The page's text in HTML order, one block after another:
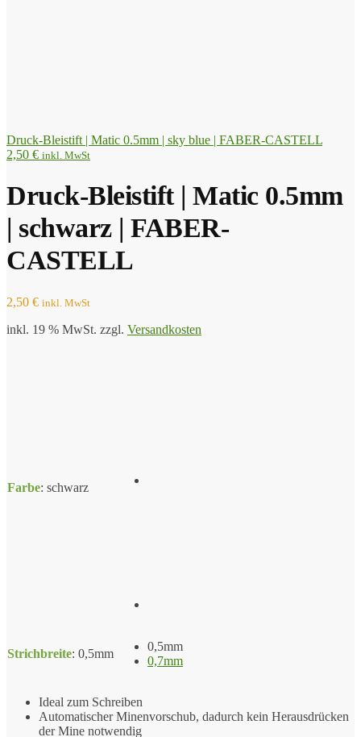
Druck-Bleistift | Matic 0.5mm | sky blue | FABER-CASTELL
2,50 € inkl. MwSt
Druck-Bleistift | Matic 0.5mm
| schwarz | FABER-
CASTELL
2,50 € inkl. MwSt
inkl. 19 % MwSt. zzgl. Versandkosten
Farbe: schwarz
Strichbreite: 0,5mm
0,5mm
0,7mm
Ideal zum Schreiben
Automatischer Minenvorschub, dadurch kein Herausdrücken
der Mine notwendig